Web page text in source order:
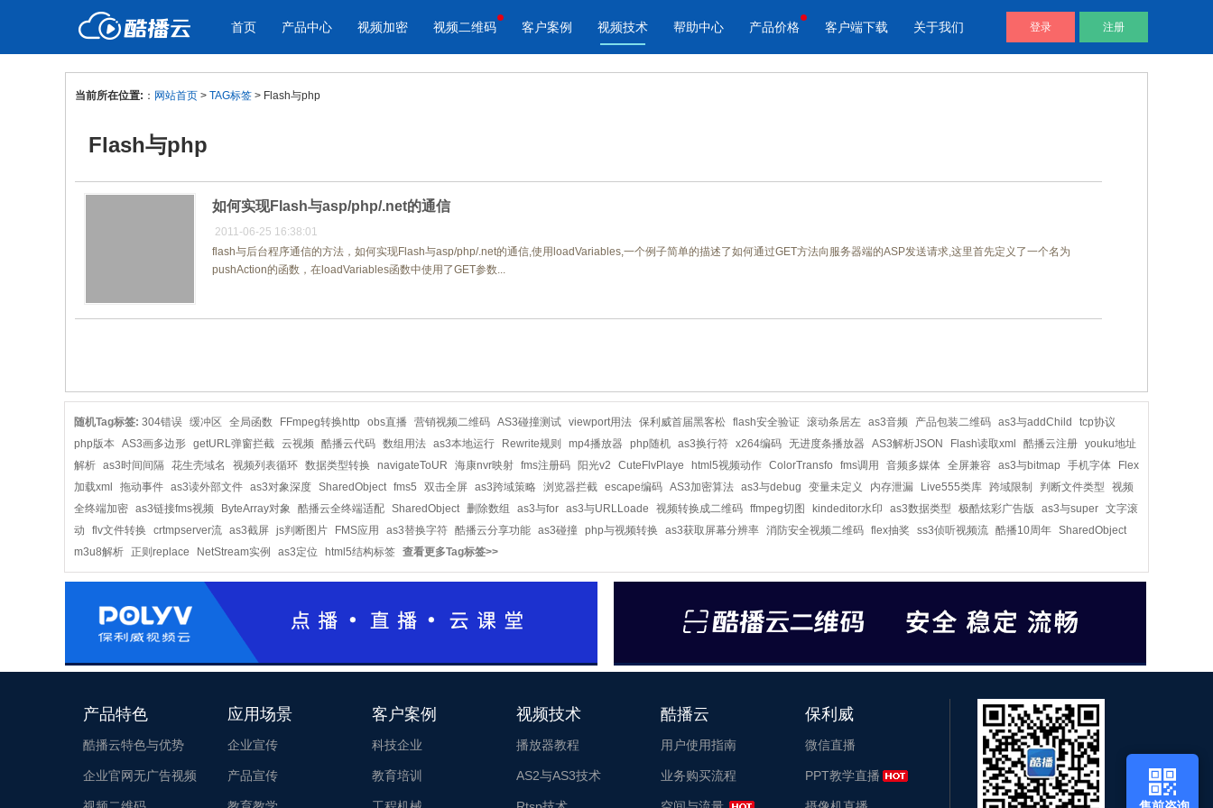
首页 产品中心
产品与新功能
教学课程全终端视频加密
防下载/防盗录/防录屏/防篡改
免费稳定无广告视频云服务
帮助企业视频轻松上云
自动生成视频二维码
帮助用户通过代码直接调用视频文
视频加密 视频二维码
应用场景
色
内容
工作汇报
客户案例 视频技术 帮助中心 产品价格 客户端下载 关于我们 登录 注册
当前所在位置: ： 网站首页 > TAG标签 > Flash与php
Flash与php
如何实现Flash与asp/php/.net的通信
2011-06-25 16:38:01
flash与后台程序通信的方法，如何实现Flash与asp/php/.net的通信,使用loadVariables,一个例子简单的描述了如何通过GET方法向服务器端的ASP发送请求,这里首先定义了一个名为
pushAction的函数，在loadVariables函数中使用了GET参数...
随机Tag标签: 304错误 缓冲区 全局函数 FFmpeg转换http obs直播 营销视频二维码 AS3碰撞测试 viewport用法 保利威首届黑客松 flash安全验证 滚动条居左 as3音频 产品包装二维码 as3与addChild
tcp协议
php版本 AS3画多边形 getURL弹窗拦截 云视频 酷播云代码 数组用法 as3本地运行 Rewrite规则 mp4播放器 php随机 as3换行符 x264编码 无进度条播放器 AS3解析JSON Flash读取xml 酷播云注册 youku地址
解析 as3时间间隔 花生壳域名 视频列表循环 数据类型转换 navigateToUR 海康nvr映射 fms注册码 阳光v2 CuteFlvPlaye html5视频动作 ColorTransfo fms调用 音频多媒体 全屏兼容 as3与bitmap 手机字体
Flex
加载xml
拖动事件 as3读外部文件 as3对象深度 SharedObject fms5 双击全屏 as3跨域策略 浏览器拦截 escape编码 AS3加密算法 as3与debug 变量未定义 内存泄漏 Live555类库 跨域限制 判断文件类型
视频
全终端加密 as3链接fms视频 ByteArray对象 酷播云全终端适配 SharedObject 删除数组 as3与for as3与URLLoade 视频转换成二维码 ffmpeg切图 kindeditor水印 as3数据类型 极酷炫彩广告版 as3与super 文字滚
动
flv文件转换 crtmpserver流 as3截屏 js判断图片 FMS应用 as3替换字符 酷播云分享功能 as3碰撞 php与视频转换 as3获取屏幕分辨率 消防安全视频二维码 flex抽奖 ss3侦听视频流 酷播10周年 SharedObject
m3u8解析 正则replace NetStream实例 as3定位 html5结构标签 查看更多Tag标签>>
产品特色
酷播云特色与优势
企业官网无广告视频
应用场景
企业宣传
产品宣传
客户案例
科技企业
教育培训
视频技术
播放器教程
AS2与AS3技术
酷播云
用户使用指南
业务购买流程
保利威
微信直播
PPT教学直播